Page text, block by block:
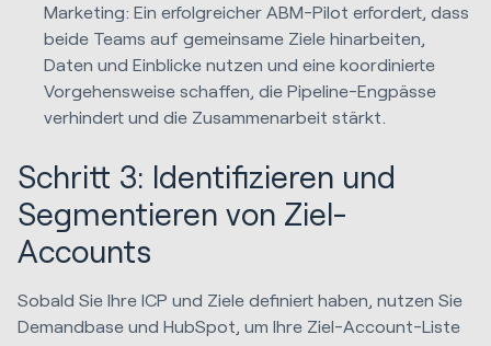
Marketing: Ein erfolgreicher ABM-Pilot erfordert, dass
beide Teams auf gemeinsame Ziele hinarbeiten,
Daten und Einblicke nutzen und eine koordinierte
Vorgehensweise schaffen, die Pipeline-Engpässe
verhindert und die Zusammenarbeit stärkt.
Schritt 3: Identifizieren und
Segmentieren von Ziel-
Accounts
Sobald Sie Ihre ICP und Ziele definiert haben, nutzen Sie
Demandbase und HubSpot, um Ihre Ziel-Account-Liste